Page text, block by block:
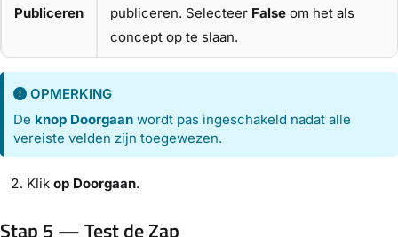
Publiceren
publiceren. Selecteer False om het als
concept op te slaan.
OPMERKING
De knop Doorgaan wordt pas ingeschakeld nadat alle
vereiste velden zijn toegewezen.
Klik op Doorgaan.